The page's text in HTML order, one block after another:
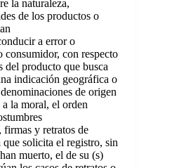
la naturaleza,
de los productos o
a error o
con respecto
del producto que busca
indicación geográfica o
de origen
la moral, el orden
firmas y retratos de
que solicita el registro, sin
muerto, el de su (s)